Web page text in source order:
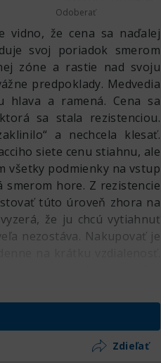
Odoberať
vidno, že cena sa naďalej
svoj poriadok smerom
zóne a rastie nad svoju
predpoklady. Medvedia
hlava a ramená. Cena sa
sa stala rezistenciou.
a nechcela klesať.
siete cenu stiahnu, ale
všetky podmienky na vstup
smerom hore. Z rezistencie
túto úroveň zhora na
že ju chcú vytiahnuť
nezostáva. Nakupovať je
Tým skôr, že cena bude
tu už môžeme prejsť na
zrkadlový level, aby sa
medvedia divergencia na
Zdieľať